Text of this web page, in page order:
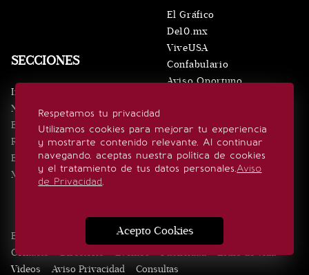
Respetamos tu privacidad
Utilizamos cookies para mejorar tu experiencia
y mostrarte contenido relevante. Al continuar
navegando, aceptas nuestra política de cookies
y el tratamiento de tus datos personales.Aviso
de Privacidad.
Acepto Cookies
SECCIONES
Inicio
Noticias
Eventos
Realeza
Estilo de vida
Minuto x Minuto
El Gráfico
De10.mx
ViveUSA
Confabulario
Aviso Oportuno
SÍGUENOS
Edición Impresa Noticias Quiénes somos
Contacto
Directorio Eventos Publicidad
Estilo de vida
Videos
Aviso Privacidad Consultas